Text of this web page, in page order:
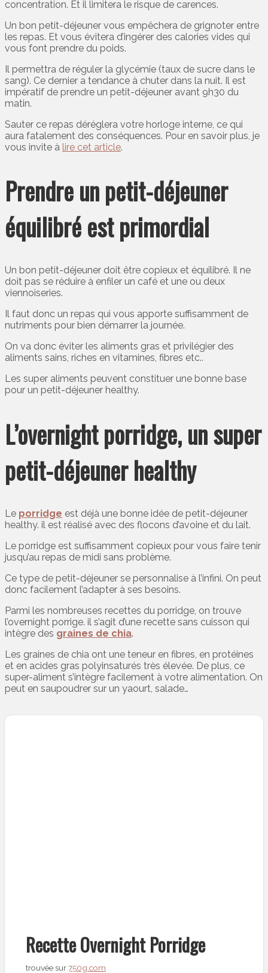
concentration. Et il limitera le risque de carences.
Un bon petit-déjeuner vous empêchera de grignoter entre
les repas. Et vous évitera d’ingérer des calories vides qui
vous font prendre du poids.
Il permettra de réguler la glycémie (taux de sucre dans le
sang). Ce dernier a tendance à chuter dans la nuit. Il est
impératif de prendre un petit-déjeuner avant 9h30 du
matin.
Sauter ce repas déréglera votre horloge interne, ce qui
aura fatalement des conséquences. Pour en savoir plus, je
vous invite à lire cet article.
Prendre un petit-déjeuner
équilibré est primordial
Un bon petit-déjeuner doit être copieux et équilibré. Il ne
doit pas se réduire à enfiler un café et une ou deux
viennoiseries.
Il faut donc un repas qui vous apporte suffisamment de
nutriments pour bien démarrer la journée.
On va donc éviter les aliments gras et privilégier des
aliments sains, riches en vitamines, fibres etc..
Les super aliments peuvent constituer une bonne base
pour un petit-déjeuner healthy.
L’overnight porridge, un super
petit-déjeuner healthy
Le porridge est déjà une bonne idée de petit-déjeuner
healthy. il est réalisé avec des flocons d’avoine et du lait.
Le porridge est suffisamment copieux pour vous faire tenir
jusqu’au repas de midi sans problème.
Ce type de petit-déjeuner se personnalise à l’infini. On peut
donc facilement l’adapter à ses besoins.
Parmi les nombreuses recettes du porridge, on trouve
l’overnight porrige. il s’agit d’une recette sans cuisson qui
intègre des graines de chia.
Les graines de chia ont une teneur en fibres, en protéines
et en acides gras polyinsaturés très élevée. De plus, ce
super-aliment s’intègre facilement à votre alimentation. On
peut en saupoudrer sur un yaourt, salade…
Recette Overnight Porridge
trouvée sur750g.com